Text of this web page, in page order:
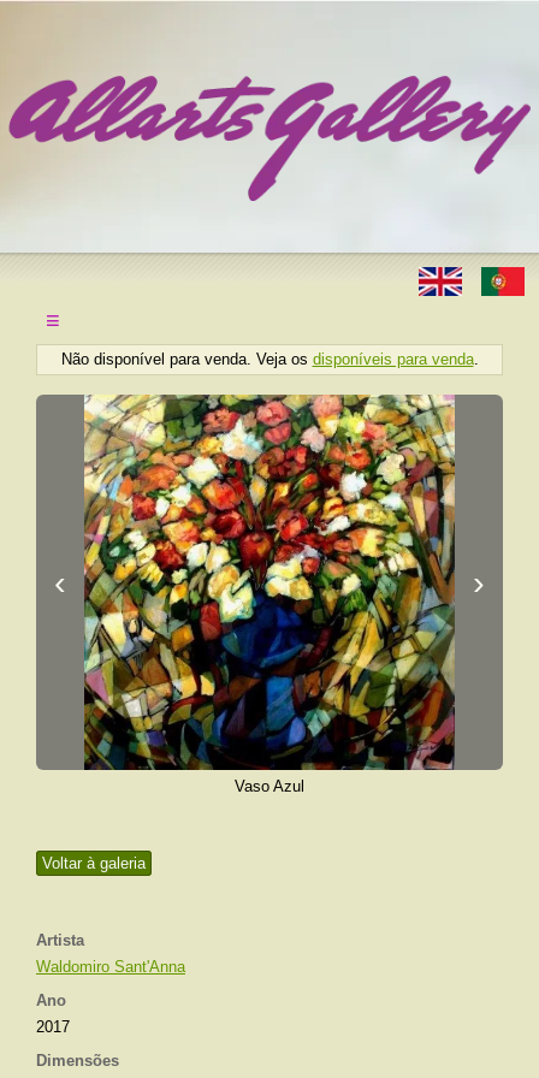
≡
Voltar à galeria
Artista
Waldomiro Sant'Anna
Ano
2017
Dimensões
Não disponível para venda. Veja os disponíveis para venda.
‹ ›
Vaso Azul